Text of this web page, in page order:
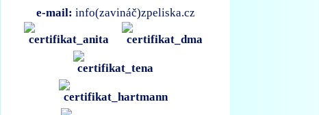
e-mail: info(zavináč)zpeliska.cz